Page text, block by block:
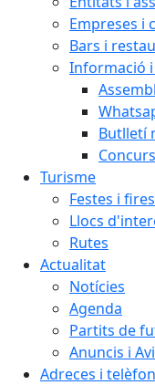
Empreses i
Bars i
Informació
Butlletí
Turisme
Festes i fires
Llocs
Rutes
Actualitat
Notícies
Agenda
Partits de
Anuncis i
Adreces i